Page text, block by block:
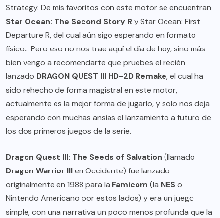
Strategy. De mis favoritos con este motor se encuentran
Star Ocean: The Second Story Ry Star Ocean: First
Departure R, del cual aún sigo esperando en formato
físico… Pero eso no nos trae aquí el día de hoy, sino más
bien vengo a recomendarte que pruebes el recién
lanzado DRAGON QUEST III HD-2D Remake, el cual ha
sido rehecho de forma magistral en este motor,
actualmente es la mejor forma de jugarlo, y solo nos deja
esperando con muchas ansias el lanzamiento a futuro de
los dos primeros juegos de la serie.
Dragon Quest III: The Seeds of Salvation (llamado
Dragon Warrior IIIen Occidente) fue lanzado
originalmente en 1988 para la Famicom (la NESo
Nintendo Americano por estos lados) y era un juego
simple, con una narrativa un poco menos profunda que la